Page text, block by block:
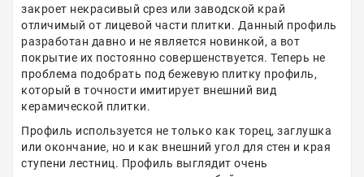
закроет некрасивый срез или заводской край
отличимый от лицевой части плитки. Данный профиль
разработан давно и не является новинкой, а вот
покрытие их постоянно совершенствуется. Теперь не
проблема подобрать под бежевую плитку профиль,
который в точности имитирует внешний вид
керамической плитки.
Профиль используется не только как торец, заглушка
или окончание, но и как внешний угол для стен и края
ступени лестниц. Профиль выглядит очень